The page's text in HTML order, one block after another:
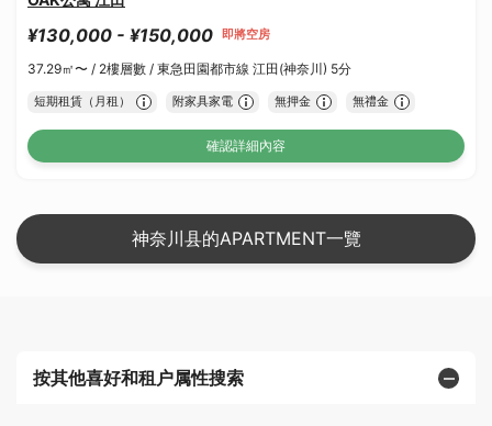
¥130,000 - ¥150,000 即將空房
37.29㎡〜 / 2樓層數 / 東急田園都市線 江田(神奈川) 5分
短期租賃（月租） 附家具家電 無押金 無禮金
確認詳細內容
神奈川县的APARTMENT一覽
按其他喜好和租户属性搜索